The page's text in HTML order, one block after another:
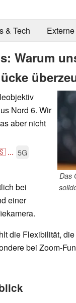
& Tech
Warum
Das
Nord 6. Wir
aber nicht
... 5G
bei
einer
die Flexibilität,
bei Zoom-